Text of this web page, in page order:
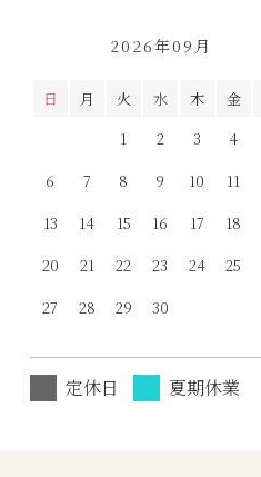
2026年09月
日 月 火 水 木 金
1
2 3 4
6
7 8 9 10 11
13
14 15 16 17 18
20
21 22 23 24 25
27
28 29 30
定休日 夏期休業